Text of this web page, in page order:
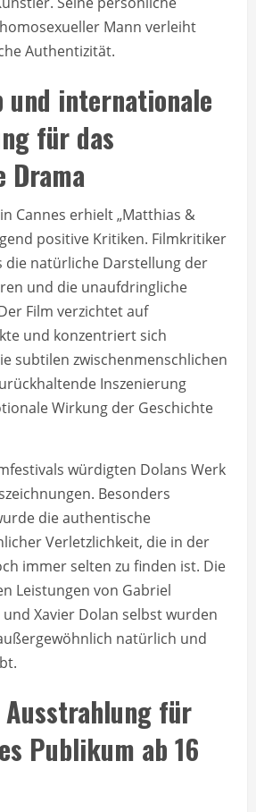
Mann verleiht
Authentizität.
internationale
für das
Drama
Cannes erhielt „Matthias &
positive Kritiken. Filmkritiker
die natürliche Darstellung der
und die unaufdringliche
Film verzichtet auf
und konzentriert sich
subtilen zwischenmenschlichen
Inszenierung
Wirkung der Geschichte
würdigten Dolans Werk
Besonders
die authentische
Verletzlichkeit, die in der
immer selten zu finden ist. Die
Leistungen von Gabriel
und Xavier Dolan selbst wurden
natürlich und
für
Publikum ab 16